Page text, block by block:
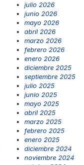
julio 2026
junio 2026
mayo 2026
abril 2026
marzo 2026
febrero 2026
enero 2026
diciembre 2025
septiembre 2025
julio 2025
junio 2025
mayo 2025
abril 2025
marzo 2025
febrero 2025
enero 2025
diciembre 2024
noviembre 2024